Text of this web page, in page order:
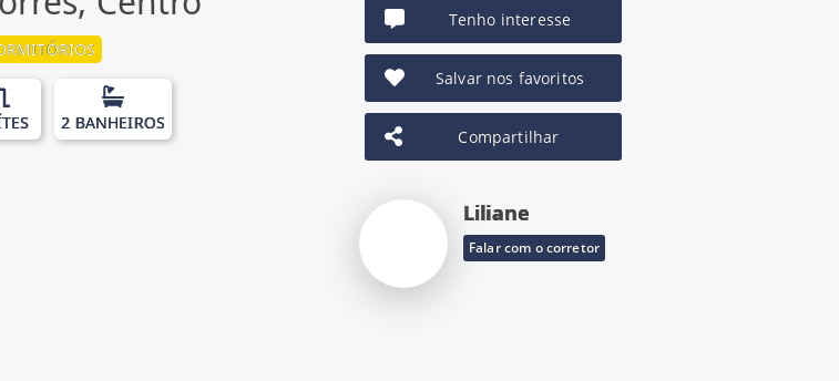
2 BANHEIROS
Tenho interesse
Salvar nos favoritos
Compartilhar
Liliane
Falar com o corretor